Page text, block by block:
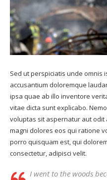
Sed ut perspiciatis unde omnis
accusantium doloremque
ipsa quae ab illo inventore
vitae dicta sunt explicabo.
voluptas sit aspernatur aut
magni dolores eos qui ratione
porro quisquam est, qui
consectetur, adipisci velit.
I went to the woods